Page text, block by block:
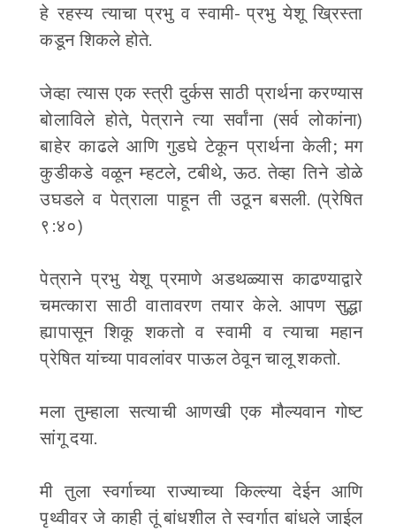
हे रहस्य त्याचा प्रभु व स्वामी- प्रभु येशू ख्रिस्ता
कडून शिकले होते.
जेव्हा त्यास एक स्त्री दुर्कस साठी प्रार्थना करण्यास
बोलाविले होते, पेत्राने त्या सर्वांना (सर्व लोकांना)
बाहेर काढले आणि गुडघे टेकून प्रार्थना केली; मग
कुडीकडे वळून म्हटले, टबीथे, ऊठ. तेव्हा तिने डोळे
उघडले व पेत्राला पाहून ती उठून बसली. (प्रेषित
९:४०)
पेत्राने प्रभु येशू प्रमाणे अडथळ्यास काढण्याद्वारे
चमत्कारा साठी वातावरण तयार केले. आपण सुद्धा
ह्यापासून शिकू शकतो व स्वामी व त्याचा महान
प्रेषित यांच्या पावलांवर पाऊल ठेवून चालू शकतो.
मला तुम्हाला सत्याची आणखी एक मौल्यवान गोष्ट
सांगू दया.
मी तुला स्वर्गाच्या राज्याच्या किल्ल्या देईन आणि
पृथ्वीवर जे काही तूं बांधशील ते स्वर्गात बांधले जाईल